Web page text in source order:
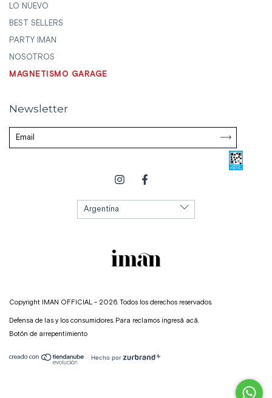
LO NUEVO
BEST SELLERS
PARTY IMAN
NOSOTROS
MAGNETISMO GARAGE
Newsletter
Copyright IMAN OFFICIAL - 2026. Todos los derechos reservados.
Defensa de las y los consumidores. Para reclamos ingresá acá.
Botón de arrepentimiento
Hecho por